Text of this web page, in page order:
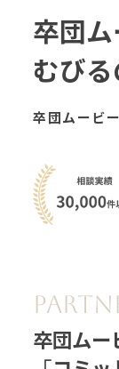
卒団
むび
卒団ムービ
卒団ムー